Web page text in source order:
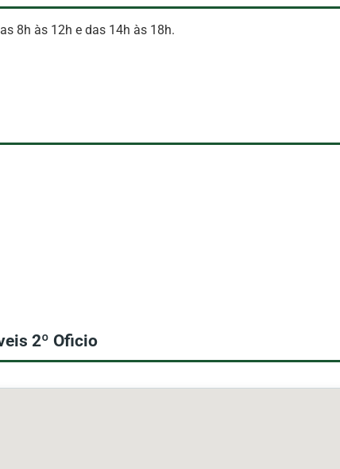
8h às 12h e das 14h às 18h.
2º Oficio